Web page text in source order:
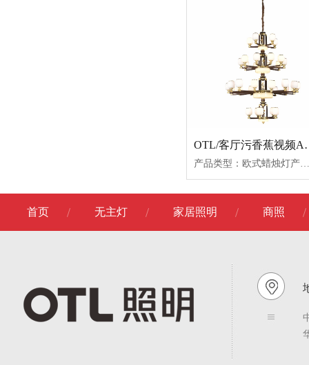
OTL/客厅污
产品类型：欧式蜡烛灯产品名称：OTL-L3048-5+10+15+5OTL-L3048-12+6OTL-L3048-8+4OTL-L3048-10OTL-L3048-8OTL-L3048-6产品尺寸：1600*20001230*6501030*5501080*470840*450740*450产品功率：产品材质：国标H65铜+黑胡桃木木+玉石产品颜色：24K金色
首页 无主灯 家居照明 商照